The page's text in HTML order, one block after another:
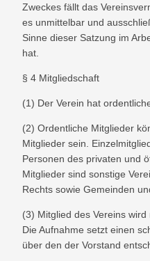
Zweckes fällt das
es unmittelbar und
Sinne dieser Satzung im
hat.
§ 4 Mitgliedschaft
(1) Der Verein hat
(2) Ordentliche Mitglieder
Mitglieder sein.
Personen des privaten und
Mitglieder sind sonstige
Rechts sowie Gemeinden
(3) Mitglied des Vereins wird
Die Aufnahme setzt einen
über den der Vorstand